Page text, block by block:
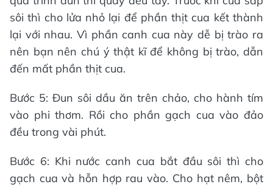
sôi thì cho lửa nhỏ lại để phần thịt cua kết thành
lại với nhau. Vì phần canh cua này dễ bị trào ra
nên bạn nên chú ý thật kĩ để không bị trào, dẫn
đến mất phần thịt cua.
Bước 5: Đun sôi dầu ăn trên chảo, cho hành tím
vào phi thơm. Rồi cho phần gạch cua vào đảo
đều trong vài phút.
Bước 6: Khi nước canh cua bắt đầu sôi thì cho
gạch cua và hỗn hợp rau vào. Cho hạt nêm, bột